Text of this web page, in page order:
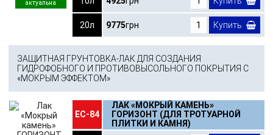
20л 9775грн Купить
ЗАЩИТНАЯ ГРУНТОВКА-ЛАК ДЛЯ СОЗДАНИЯ
ГИДРОФОБНОГО И ПРОТИВОВЫСОЛЬНОГО ПОКРЫТИЯ С
«МОКРЫМ ЭФФЕКТОМ»
ЕС-84
ЛАК «МОКРЫЙ КАМЕНЬ»
ГОРИЗОНТ (ДЛЯ ТРОТУАРНОЙ
ПЛИТКИ И КАМНЯ)